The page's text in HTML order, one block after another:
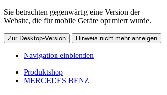
Sie betrachten gegenwärtig eine Version der
Website, die für mobile Geräte optimiert wurde.
Zur Desktop-Version Hinweis nicht mehr anzeigen
Navigation einblenden
Produktshop
MERCEDES BENZ